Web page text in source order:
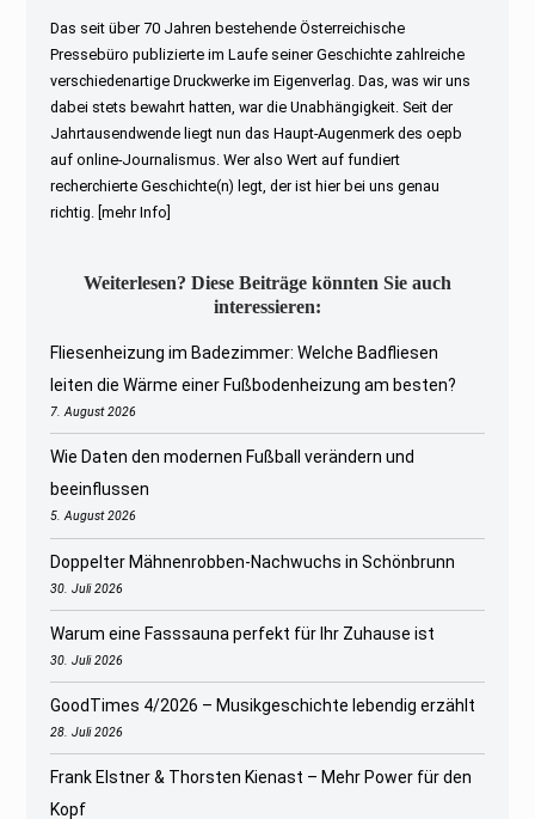
Das seit über 70 Jahren bestehende Österreichische
Pressebüro publizierte im Laufe seiner Geschichte zahlreiche
verschiedenartige Druckwerke im Eigenverlag. Das, was wir uns
dabei stets bewahrt hatten, war die Unabhängigkeit. Seit der
Jahrtausendwende liegt nun das Haupt-Augenmerk des oepb
auf online-Journalismus. Wer also Wert auf fundiert
recherchierte Geschichte(n) legt, der ist hier bei uns genau
richtig.
[mehr Info]
Weiterlesen? Diese Beiträge könnten Sie auch
interessieren:
Fliesenheizung im Badezimmer: Welche Badfliesen
leiten die Wärme einer Fußbodenheizung am besten?
7. August 2026
Wie Daten den modernen Fußball verändern und
beeinflussen
5. August 2026
Doppelter Mähnenrobben-Nachwuchs in Schönbrunn
30. Juli 2026
Warum eine Fasssauna perfekt für Ihr Zuhause ist
30. Juli 2026
GoodTimes 4/2026 – Musikgeschichte lebendig erzählt
28. Juli 2026
Frank Elstner & Thorsten Kienast – Mehr Power für den
Kopf